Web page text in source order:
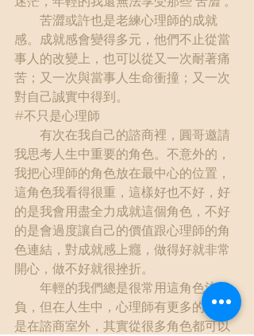
苦澀或許也是老練心理師的成就
感。成就感會變得多元，他們不止從當
事人的改變上，也可以從又一次耐著痛
苦；又一次與當事人生命衝撞；又一次
對自己誠實中得到。
#不只是心理師
有次在我自己的諮商裡，圓哥邀請
我思考人生中重要的角色。不意外的，
我把心理師的角色放在最中心的位置，
這角色我看得很重，這樣好也不好，好
的是我會用盡全力成就這個角色，不好
的是會過度讓自己的價值跟心理師的角
色連結，對成就感上癮，做得好就非常
開心，做不好就很挫折。
年輕的我們總是很常用這角色決勝
負，但在人生中，心理師有更多的時間
是在諮商室外，其實從很多角色都可以